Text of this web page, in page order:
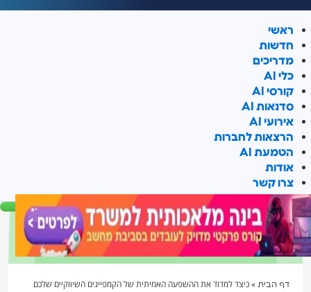
ראשי
חדשות
מדריכים
כלי AI
קורסי AI
סדנאות AI
אירועי AI
הרצאות לחברות
הטמעת AI
אודות
צרו קשר
דף הבית»כיצד למדוד את ההשפעה האמיתית של הקמפיינים השיווקיים שלכם